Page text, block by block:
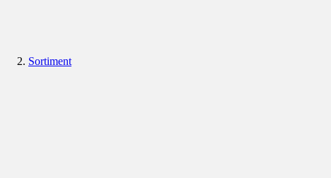
Sortiment